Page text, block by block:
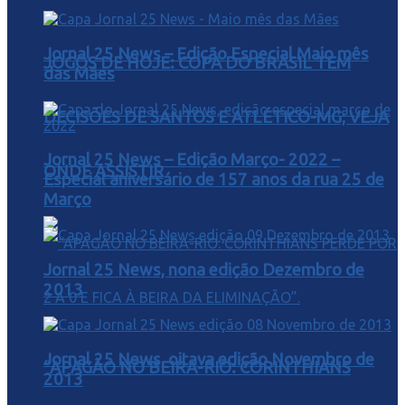
JOGOS DE HOJE: COPA DO BRASIL TEM
DECISÕES DE SANTOS E ATLÉTICO-MG; VEJA
ONDE ASSISTIR
“APAGÃO NO BEIRA-RIO: CORINTHIANS
Jornal 25 News – Edição Especial Maio mês
das Mães
Jornal 25 News – Edição Março- 2022 –
Especial aniversário de 157 anos da rua 25 de
Março
Jornal 25 News, nona edição Dezembro de
2013
Jornal 25 News, oitava edição Novembro de
2013